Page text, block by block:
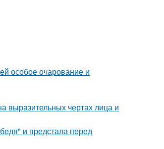
особое очарование и
выразительных чертах лица и
и предстала перед